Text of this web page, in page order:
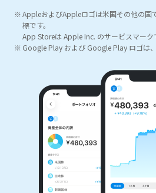
AppleおよびAppleロゴは米国その他の国
標です。
App Storeは Apple Inc. のサービスマーク
Google Play および Google Play ロゴは